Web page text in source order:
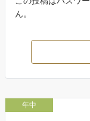
ん。
年中